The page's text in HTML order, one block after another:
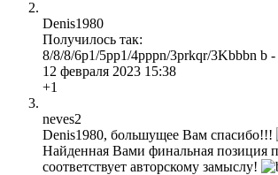
Denis1980
Получилось так:
8/8/8/6p1/5pp1/4pppn/3prkqr/3Kbbbn b -
12 февраля 2023 15:38
+1
neves2
Denis1980, большущее Вам спасибо!!!
Найденная Вами финальная позиция
соответствует авторскому замыслу!